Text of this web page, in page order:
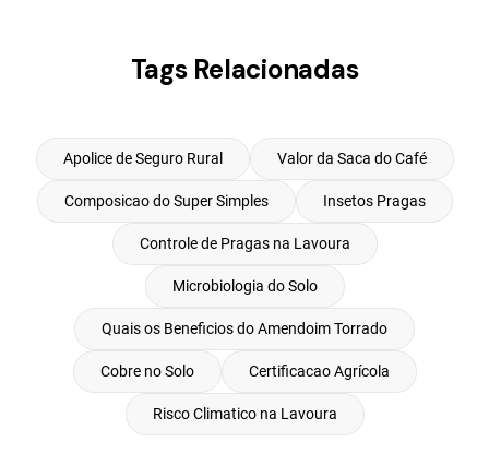
Tags Relacionadas
Apolice de Seguro Rural Valor da Saca do Café
Composicao do Super Simples Insetos Pragas
Controle de Pragas na Lavoura
Microbiologia do Solo
Quais os Beneficios do Amendoim Torrado
Cobre no Solo Certificacao Agrícola
Risco Climatico na Lavoura